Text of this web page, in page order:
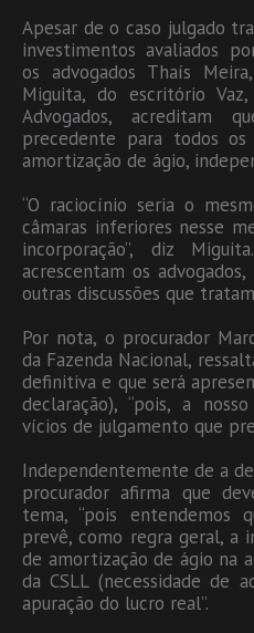
Apesar de o caso julgado
investimentos avaliados
os advogados Thaís
Miguita, do escritório
Advogados, acreditam
precedente para todos
amortização de ágio,
“O raciocínio seria o
câmaras inferiores nesse
incorporação”, diz
acrescentam os
outras discussões que
Por nota, o procurador
da Fazenda Nacional,
definitiva e que será
declaração), “pois, a
vícios de julgamento que
Independentemente de a
procurador afirma que
tema, “pois entendemos
prevê, como regra geral, a
de amortização de ágio na
da CSLL (necessidade de
apuração do lucro real”.